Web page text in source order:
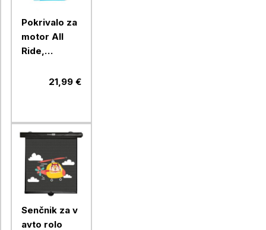
Pokrivalo za
motor All
Ride,
21,99 €
Senčnik za v
avto rolo